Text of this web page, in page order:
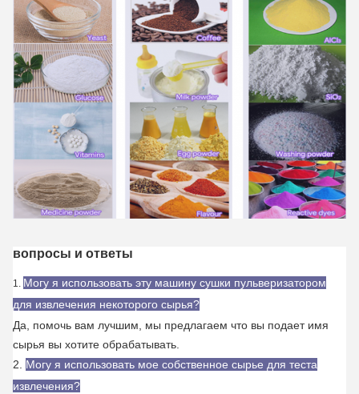
вопросы и ответы
1. Могу я использовать эту машину сушки пульверизатором
для извлечения некоторого сырья?
Да, помочь вам лучшим, мы предлагаем что вы подает имя
сырья вы хотите обрабатывать.
2. Могу я использовать мое собственное сырье для теста
извлечения?